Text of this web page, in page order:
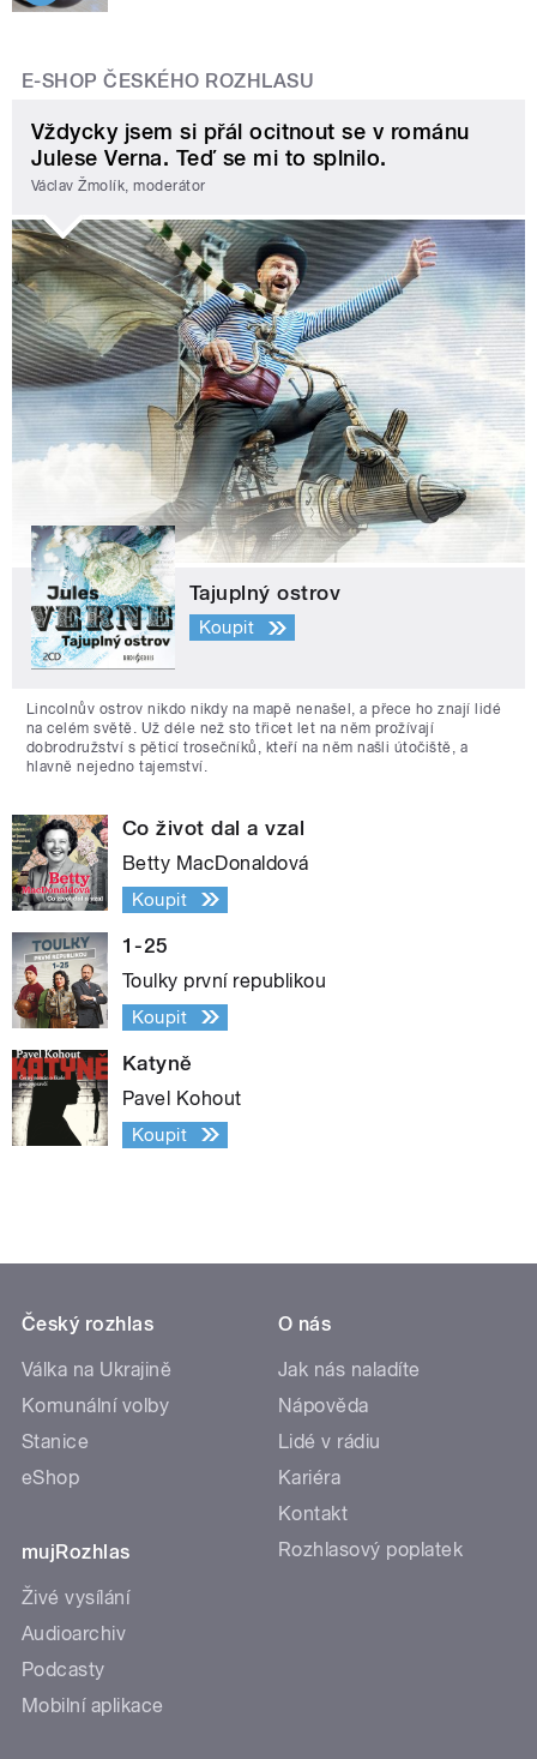
E-SHOP ČESKÉHO ROZHLASU
Vždycky jsem si přál ocitnout se v románu
Julese Verna. Teď se mi to splnilo.
Václav Žmolík, moderátor
Tajuplný ostrov
Koupit
Lincolnův ostrov nikdo nikdy na mapě nenašel, a přece ho znají lidé
na celém světě. Už déle než sto třicet let na něm prožívají
dobrodružství s pěticí trosečníků, kteří na něm našli útočiště, a
hlavně nejedno tajemství.
Co život dal a vzal
Betty MacDonaldová
Koupit
1-25
Toulky první republikou
Koupit
Katyně
Pavel Kohout
Koupit
Český rozhlas
Válka na Ukrajině
Komunální volby
Stanice
eShop
mujRozhlas
Živé vysílání
Audioarchiv
Podcasty
Mobilní aplikace
O nás
Jak nás naladíte
Nápověda
Lidé v rádiu
Kariéra
Kontakt
Rozhlasový poplatek